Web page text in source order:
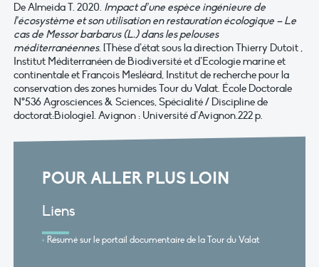
De Almeida T. 2020. Impact d’une espèce ingénieure de
l’écosystème et son utilisation en restauration écologique – Le
cas de Messor barbarus (L.) dans les pelouses
méditerranéennes. [Thèse d’état sous la direction Thierry Dutoit ,
Institut Méditerranéen de Biodiversité et d’Ecologie marine et
continentale et François Mesléard, Institut de recherche pour la
conservation des zones humides Tour du Valat. École Doctorale
N°536 Agrosciences & Sciences, Spécialité / Discipline de
doctorat:Biologie]. Avignon : Université d’Avignon.222 p.
POUR ALLER PLUS LOIN
Liens
Résumé sur le portail documentaire de la Tour du Valat